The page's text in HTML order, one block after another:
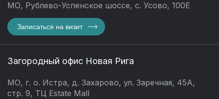
МО, Рублево-Успенское шоссе, с. Усово, 100Е
Записаться на визит
Загородный офис Новая Рига
МО, г. о. Истра, д. Захарово, ул. Заречная, 45А,
стр. 9, ТЦ Estate Mall